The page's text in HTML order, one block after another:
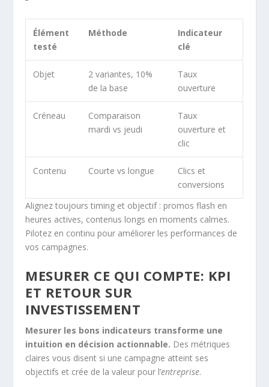
Élément
testé
Méthode
Indicateur
clé
Objet
2 variantes, 10%
de la base
Taux
ouverture
Créneau
Comparaison
mardi vs jeudi
Taux
ouverture et
clic
Contenu Courte vs longue
Clics et
conversions
Alignez toujours timing et objectif : promos flash en
heures actives, contenus longs en moments calmes.
Pilotez en continu pour améliorer les performances de
vos campagnes.
MESURER CE QUI COMPTE: KPI
ET RETOUR SUR
INVESTISSEMENT
Mesurer les bons indicateurs transforme une
intuition en décision actionnable. Des métriques
claires vous disent si une campagne atteint ses
objectifs et crée de la valeur pour l’entreprise.